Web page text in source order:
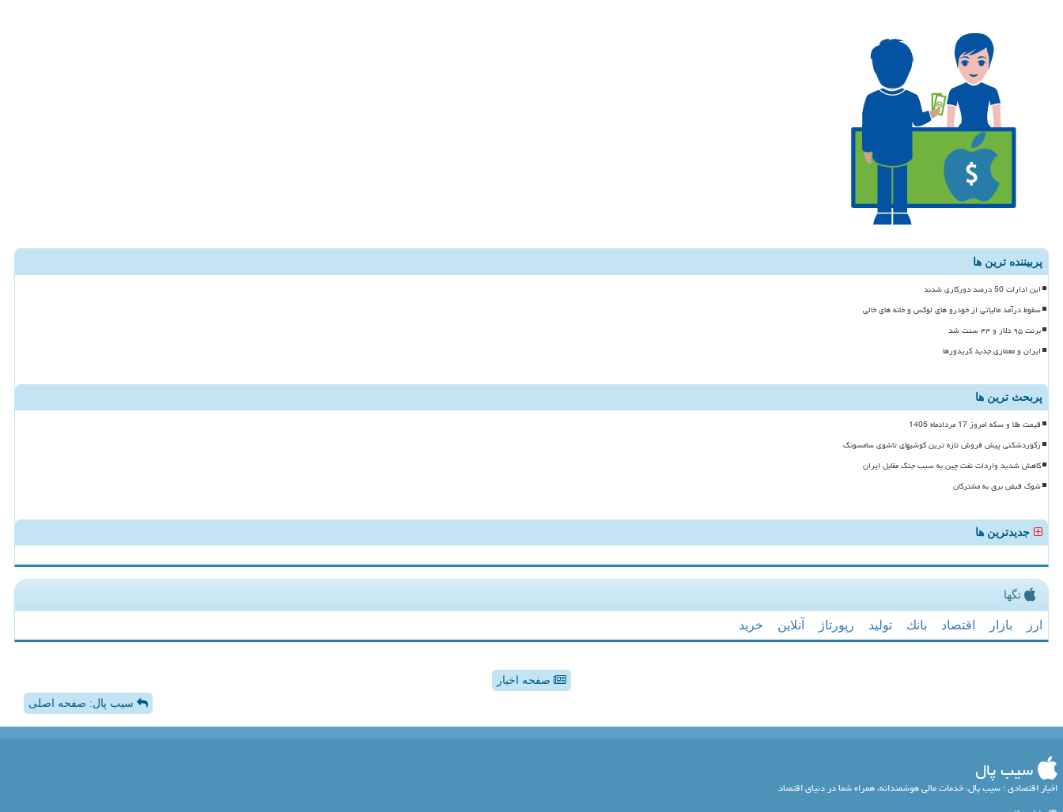
پربیننده ترین ها
این ادارات 50 درصد دورکاری شدند
سقوط درآمد مالیاتی از خودرو های لوکس و خانه های خالی
برنت ۹۵ دلار و ۴۴ سنت شد
ایران و معماری جدید کریدورها
پربحث ترین ها
قیمت طلا و سکه امروز 17 مردادماه 1405
رکوردشکنی پیش فروش تازه ترین گوشیهای تاشوی سامسونگ
کاهش شدید واردات نفت چین به سبب جنگ مقابل ایران
شوک قبض برق به مشترکان
جدیدترین ها
تگها
ارز بازار اقتصاد بانك تولید رپورتاژ آنلاین خرید
صفحه اخبار
سیب پال: صفحه اصلی
سیب پال
اخبار اقتصادی ؛ سیب پال، خدمات مالی هوشمندانه، همراه شما در دنیای اقتصاد